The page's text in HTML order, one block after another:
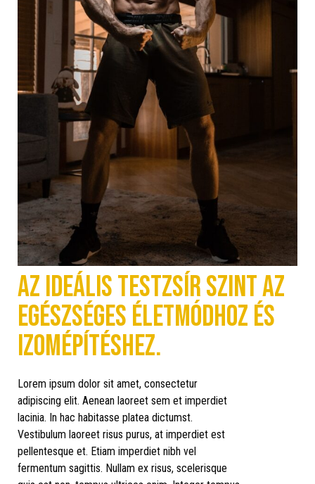
Az ideális testzsír szint az
egészséges életmódhoz és
izomépítéshez.
Lorem ipsum dolor sit amet, consectetur
adipiscing elit. Aenean laoreet sem et imperdiet
lacinia. In hac habitasse platea dictumst.
Vestibulum laoreet risus purus, at imperdiet est
pellentesque et. Etiam imperdiet nibh vel
fermentum sagittis. Nullam ex risus, scelerisque